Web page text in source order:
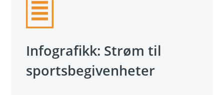
Infografikk: Strøm til
sportsbegivenheter